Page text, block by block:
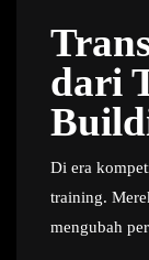
dari
Di era
training.
mengubah